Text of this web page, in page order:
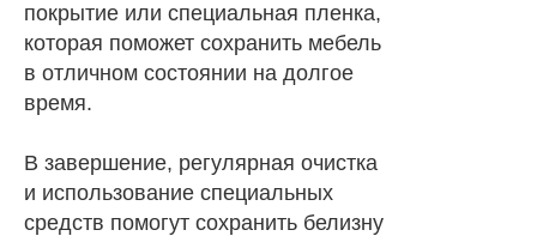
покрытие или специальная пленка,
которая поможет сохранить мебель
в отличном состоянии на долгое
время.
В завершение, регулярная очистка
и использование специальных
средств помогут сохранить белизну